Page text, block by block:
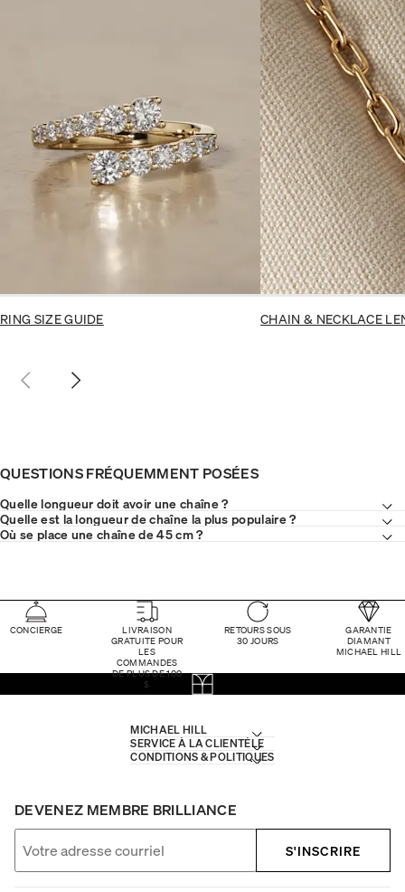
RING SIZE GUIDE CHAIN & NECKLACE
QUESTIONS FRÉQUEMMENT POSÉES
Quelle longueur doit avoir une chaîne ?
Quelle est la longueur de chaîne la plus populaire ?
Où se place une chaîne de 45 cm ?
CONCIERGE
LIVRAISON
GRATUITE POUR
LES
COMMANDES
DE PLUS DE 100
$
RETOURS SOUS
30 JOURS
GARANTIE
DIAMANT
MICHAEL HILL
MICHAEL HILL
SERVICE À LA CLIENTÈLE
CONDITIONS & POLITIQUES
DEVENEZ MEMBRE BRILLIANCE
S'INSCRIRE